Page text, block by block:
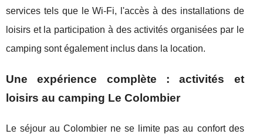
services tels que le Wi-Fi, l'accès à des installations de
loisirs et la participation à des activités organisées par le
camping sont également inclus dans la location.
Une expérience complète : activités et
loisirs au camping Le Colombier
Le séjour au Colombier ne se limite pas au confort des